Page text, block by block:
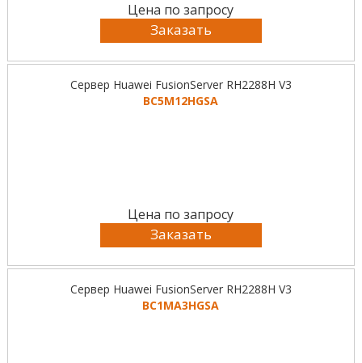
Цена по запросу
Заказать
Сервер Huawei FusionServer RH2288H V3
BC5M12HGSA
Цена по запросу
Заказать
Сервер Huawei FusionServer RH2288H V3
BC1MA3HGSA